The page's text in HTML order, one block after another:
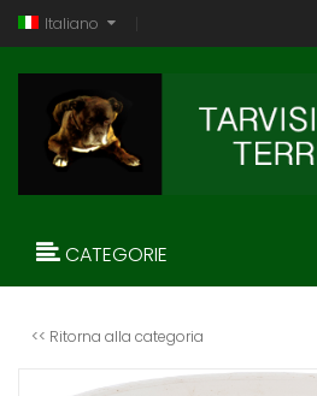
Italiano
CATEGORIE
<< Ritorna alla categoria